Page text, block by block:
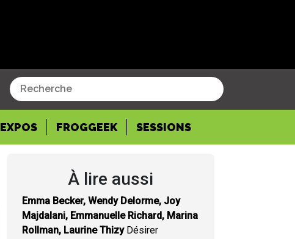
EXPOS FROGGEEK SESSIONS
À lire aussi
Emma Becker, Wendy Delorme, Joy
Majdalani, Emmanuelle Richard, Marina
Rollman, Laurine ThizyDésirer